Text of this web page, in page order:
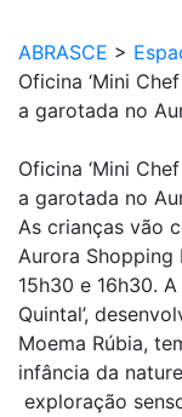
ABRASCE >
Oficina ‘Mini
a garotada no
Oficina ‘Mini
a garotada no
As crianças vão
Aurora Shopping
15h30 e 16h30.
Quintal’,
Moema Rúbia,
infância da
exploração